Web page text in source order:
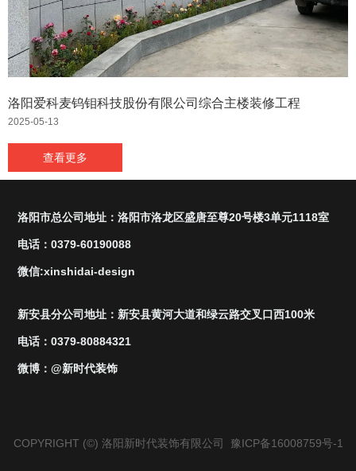
洛阳爱科麦钨钼科技股份有限公司综合主楼装修工程
2025-05-13
查看更多
洛阳市总公司地址：洛阳市洛龙区盛唐至尊20号楼3单元1118室
电话：0379-60190088
微信:xinshidai-design
新安县分公司地址：新安县黄河大道和绿云路交叉口西100米
电话：0379-80884321
微博：@新时代装饰
COPYRIGHT (©) 洛阳新时代装饰有限公司 豫ICP备16008759号-1